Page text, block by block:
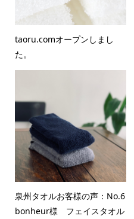
taoru.comオープンしまし
た。
泉州タオルお客様の声：No.6
bonheur様 フェイスタオル